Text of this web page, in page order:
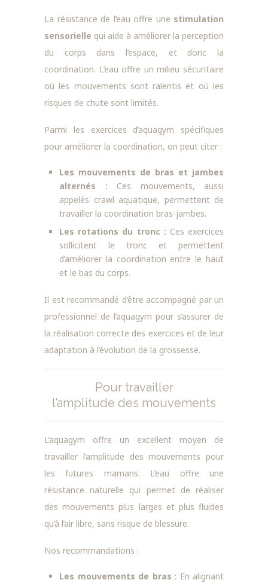
La résistance de l’eau offre une stimulation
sensorielle qui aide à améliorer la perception
du corps dans l’espace, et donc la
coordination. L’eau offre un milieu sécuritaire
où les mouvements sont ralentis et où les
risques de chute sont limités.
Parmi les exercices d’aquagym spécifiques
pour améliorer la coordination, on peut citer :
Les mouvements de bras et jambes
alternés : Ces mouvements, aussi
appelés crawl aquatique, permettent de
travailler la coordination bras-jambes.
Les rotations du tronc : Ces exercices
sollicitent le tronc et permettent
d’améliorer la coordination entre le haut
et le bas du corps.
Il est recommandé d’être accompagné par un
professionnel de l’aquagym pour s’assurer de
la réalisation correcte des exercices et de leur
adaptation à l’évolution de la grossesse.
Pour travailler
l’amplitude des mouvements
L’aquagym offre un excellent moyen de
travailler l’amplitude des mouvements pour
les futures mamans. L’eau offre une
résistance naturelle qui permet de réaliser
des mouvements plus larges et plus fluides
qu’à l’air libre, sans risque de blessure.
Nos recommandations :
Les mouvements de bras : En alignant